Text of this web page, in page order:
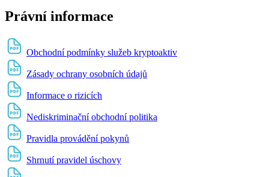
Právní informace
Obchodní podmínky služeb kryptoaktiv
Zásady ochrany osobních údajů
Informace o rizicích
Nediskriminační obchodní politika
Pravidla provádění pokynů
Shrnutí pravidel úschovy